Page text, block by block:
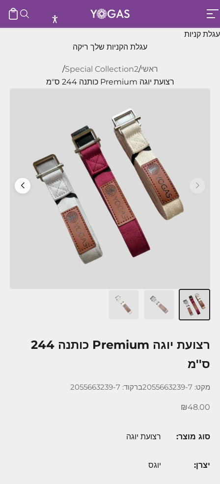
יוגס
חיפושעגלת
עגלת קניות
עגלת הקניות שלך ריקה
ראשי/
Special Collection2
/
רצועת יוגה Premium כותנה 244 ס''מ
רצועת יוגה Premium כותנה 244
ס''מ
מקט: 2055663239-7 ברקוד: 2055663239-7
מחיר מבצע
₪48.00
סוג מוצר: רצועת יוגה
יצרן: יוגס